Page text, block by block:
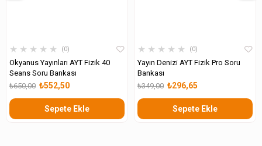
★ ★ ★ ★ ★ 0
Okyanus Yayınları AYT Fizik 40
Seans Soru Bankası
₺552,50
₺650,00
Sepete Ekle
★ ★ ★ ★ ★ 0
Yayın Denizi AYT Fizik Pro Soru
Bankası
₺296,65
₺349,00
Sepete Ekle